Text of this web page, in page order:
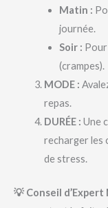
Matin :
journée.
Soir :
(crampes).
MODE :
repas.
DURÉE : Une
recharger les
de stress.
💡 Conseil d’Expert